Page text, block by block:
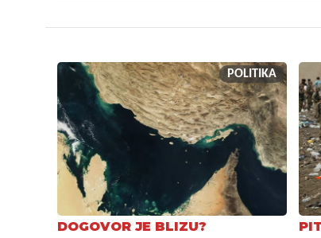
POLITIKA
DOGOVOR JE BLIZU?